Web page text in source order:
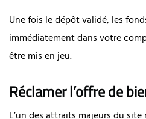
Une fois le dépôt validé, les
immédiatement dans votre
être mis en jeu.
Réclamer l’offre de
L’un des attraits majeurs du